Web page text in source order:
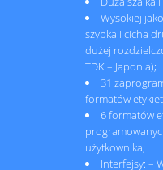
Wysokiej
szybka i cicha
dużej
TDK – Japonia);
31
formatów
6 formatów
użytkownika;
Interfejsy: –